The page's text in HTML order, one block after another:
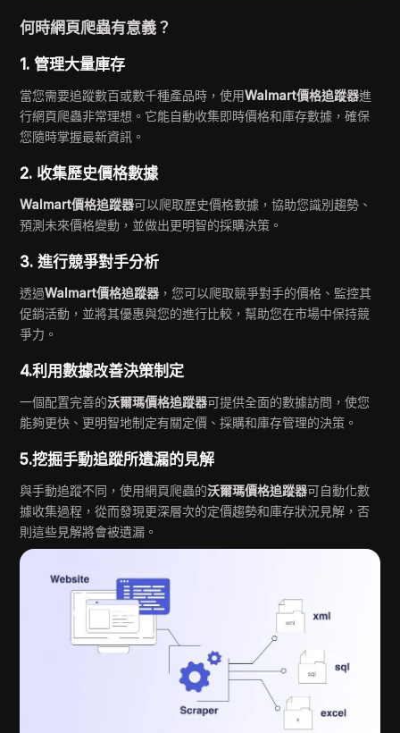
何時網頁爬蟲有意義？
1. 管理大量庫存
當您需要追蹤數百或數千種產品時，使用Walmart價格追蹤器進
行網頁爬蟲非常理想。它能自動收集即時價格和庫存數據，確保
您隨時掌握最新資訊。
2. 收集歷史價格數據
Walmart價格追蹤器可以爬取歷史價格數據，協助您識別趨勢、
預測未來價格變動，並做出更明智的採購決策。
3. 進行競爭對手分析
透過Walmart價格追蹤器 ，您可以爬取競爭對手的價格、監控其
促銷活動，並將其優惠與您的進行比較，幫助您在市場中保持競
爭力。
4.利用數據改善決策制定
一個配置完善的沃爾瑪價格追蹤器可提供全面的數據訪問，使您
能夠更快、更明智地制定有關定價、採購和庫存管理的決策。
5.挖掘手動追蹤所遺漏的見解
與手動追蹤不同，使用網頁爬蟲的沃爾瑪價格追蹤器可自動化數
據收集過程，從而發現更深層次的定價趨勢和庫存狀況見解，否
則這些見解將會被遺漏。